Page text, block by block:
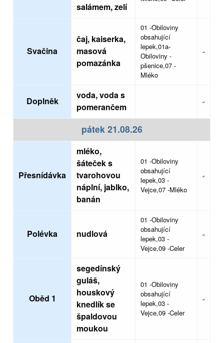
salámem, zelí
Svačina
čaj, kaiserka,
masová
pomazánka
01 -Obiloviny
obsahující
lepek,01a-
Obiloviny -
pšenice,07 -
Mléko
Doplněk
voda, voda s
pomerančem
pátek 21.08.26
Přesnídávka
mléko,
šáteček s
tvarohovou
náplní, jablko,
banán
01 -Obiloviny
obsahující
lepek,03 -
Vejce,07 -Mléko
Polévka nudlová
01 -Obiloviny
obsahující
lepek,03 -
Vejce,09 -Celer
Oběd 1
segedínský
guláš,
houskový
knedlík se
špaldovou
moukou
01 -Obiloviny
obsahující
lepek,03 -
Vejce,09 -Celer